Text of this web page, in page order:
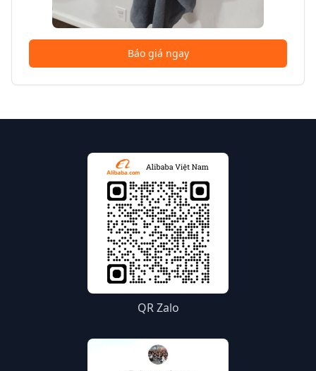
Báo giá ngay
QR Zalo